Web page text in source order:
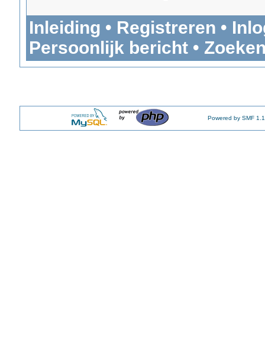
Inleiding • Registreren •
Persoonlijk bericht•
Powered by SMF